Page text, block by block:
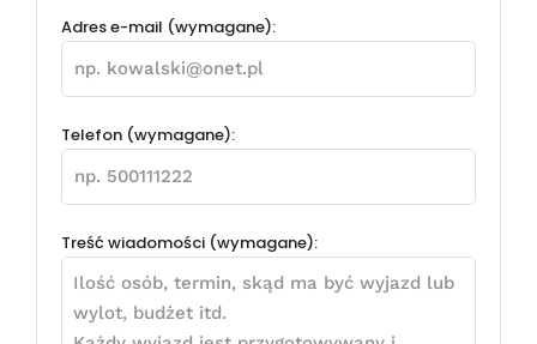
Adres e-mail (wymagane):
Telefon (wymagane):
Treść wiadomości (wymagane):